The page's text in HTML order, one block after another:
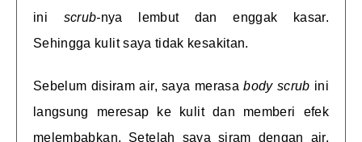
ini scrub-nya lembut dan enggak kasar.
Sehingga kulit saya tidak kesakitan.
Sebelum disiram air, saya merasabody scrub ini
langsung meresap ke kulit dan memberi efek
melembabkan. Setelah saya siram dengan air,